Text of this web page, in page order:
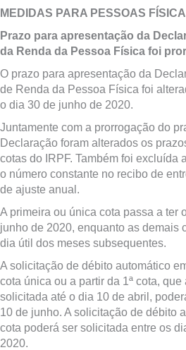
MEDIDAS PARA PESSOAS
Prazo para apresentação da
da Renda da Pessoa Física foi
O prazo para apresentação da
de Renda da Pessoa Física foi
o dia 30 de junho de 2020.
Juntamente com a prorrogação do
Declaração foram alterados os
cotas do IRPF. Também foi excluída
o número constante no recibo de
de ajuste anual.
A primeira ou única cota passa a ter
junho de 2020, enquanto as demais
dia útil dos meses subsequentes.
A solicitação de débito automático
cota única ou a partir da 1ª cota,
solicitada até o dia 10 de abril,
10 de junho. A solicitação de débito
cota poderá ser solicitada entre os
2020.